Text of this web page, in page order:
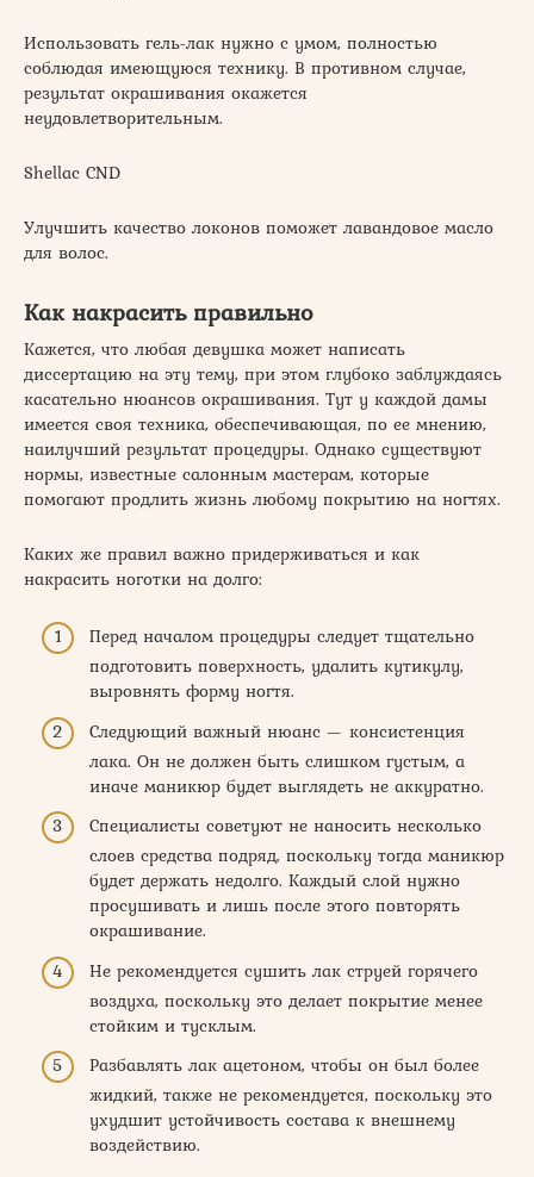
Использовать гель-лак нужно с умом, полностью
соблюдая имеющуюся технику. В противном случае,
результат окрашивания окажется
неудовлетворительным.
Shellac CND
Улучшить качество локонов поможет лавандовое масло
для волос.
Как накрасить правильно
Кажется, что любая девушка может написать
диссертацию на эту тему, при этом глубоко заблуждаясь
касательно нюансов окрашивания. Тут у каждой дамы
имеется своя техника, обеспечивающая, по ее мнению,
наилучший результат процедуры. Однако существуют
нормы, известные салонным мастерам, которые
помогают продлить жизнь любому покрытию на ногтях.
Каких же правил важно придерживаться и как
накрасить ноготки на долго:
Перед началом процедуры следует тщательно
подготовить поверхность, удалить кутикулу,
выровнять форму ногтя.
Следующий важный нюанс — консистенция
лака. Он не должен быть слишком густым, а
иначе маникюр будет выглядеть не аккуратно.
Специалисты советуют не наносить несколько
слоев средства подряд, поскольку тогда маникюр
будет держать недолго. Каждый слой нужно
просушивать и лишь после этого повторять
окрашивание.
Не рекомендуется сушить лак струей горячего
воздуха, поскольку это делает покрытие менее
стойким и тусклым.
Разбавлять лак ацетоном, чтобы он был более
жидкий, также не рекомендуется, поскольку это
ухудшит устойчивость состава к внешнему
воздействию.